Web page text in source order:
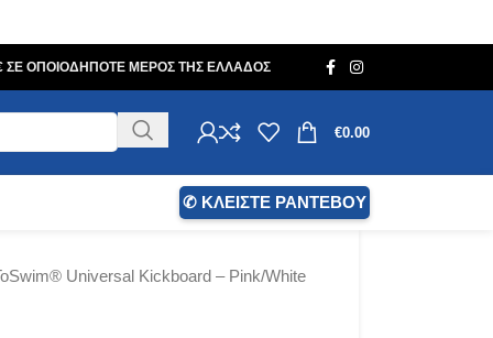
ΣΕ ΟΠΟΙΟΔΗΠΟΤΕ ΜΕΡΟΣ ΤΗΣ ΕΛΛΑΔΟΣ
€0.00
✆ ΚΛΕΙΣΤΕ ΡΑΝΤΕΒΟΥ
Universal Kickboard – Pink/White